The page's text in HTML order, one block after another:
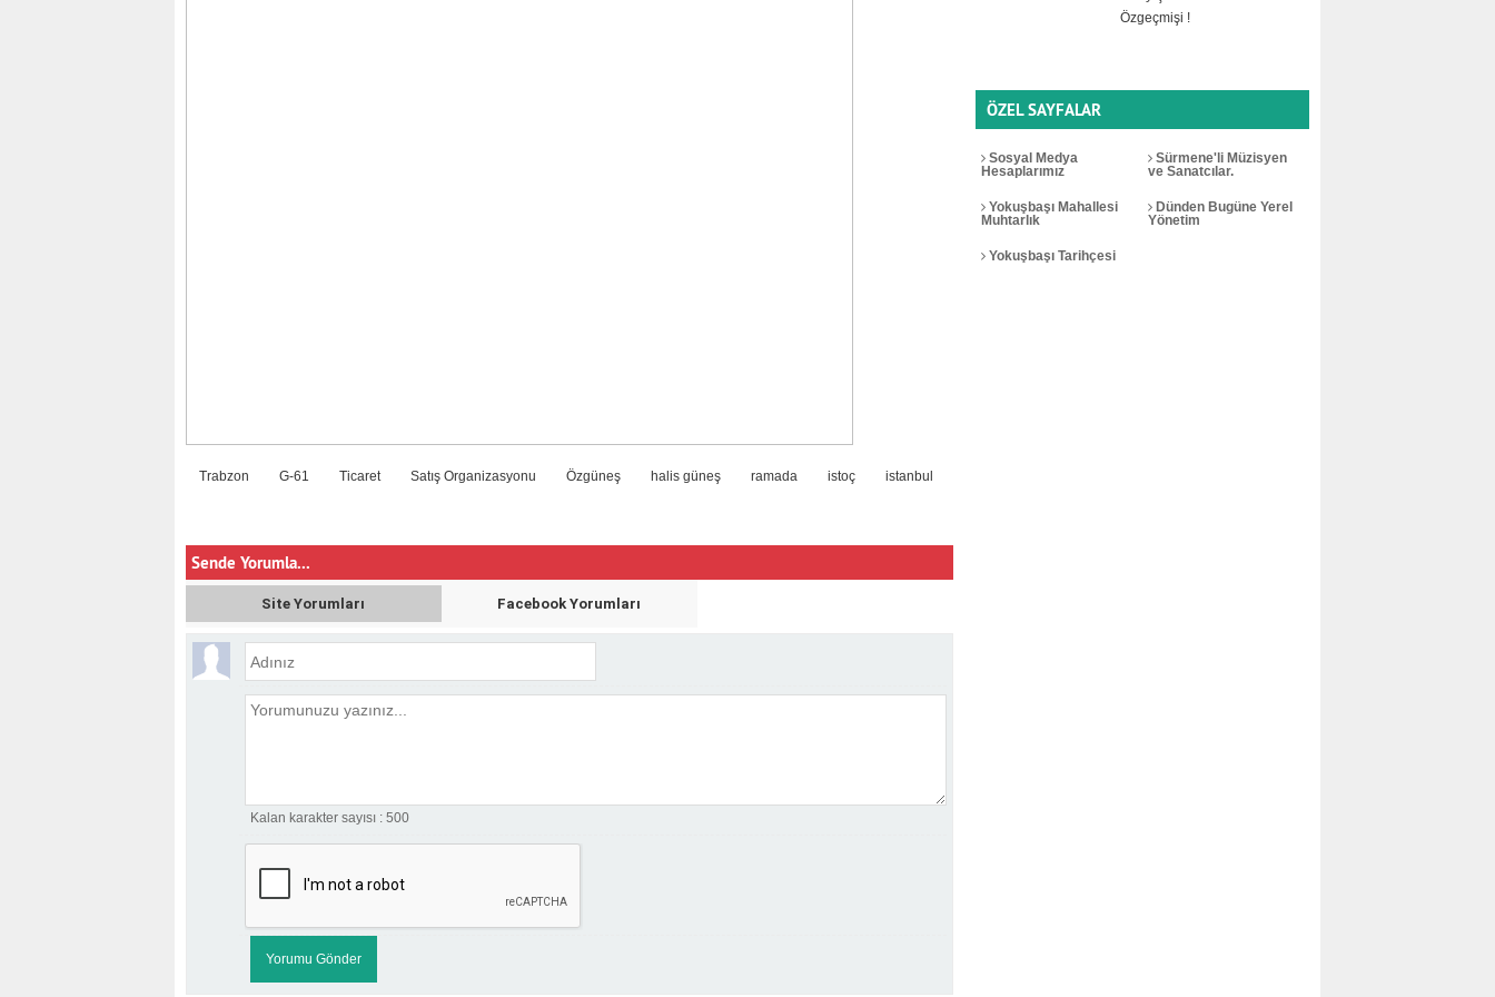
Trabzon G-61 Ticaret Satış Organizasyonu Özgüneş halis güneş ramada istoç istanbul
Sende Yorumla...
Site Yorumları Facebook Yorumları
Kalan karakter sayısı : 500
Özgeçmişi !
ÖZEL SAYFALAR
Sosyal Medya
Hesaplarımız
Sürmene'li Müzisyen
ve Sanatcılar.
Yokuşbaşı Mahallesi
Muhtarlık
Dünden Bugüne Yerel
Yönetim
Yokuşbaşı Tarihçesi